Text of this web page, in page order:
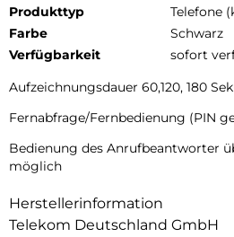
Produkttyp
Telefone
Farbe
Schwarz
Verfügbarkeit
sofort
Aufzeichnungsdauer 60,120, 180
Fernabfrage/Fernbedienung (PIN
Bedienung des Anrufbeantworter
möglich
Herstellerinformation
Telekom Deutschland GmbH